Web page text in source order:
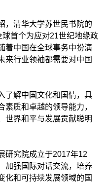
，清华大学苏世民书院的
球首个为应对21世纪地缘政
着中国在全球事务中扮演
来行业领袖都需要对中国
了解中国文化和国情，具
质和卓越的领导能力，
世界和平与发展贡献聪明
研究院成立于2017年12
加强国际对话交流，培养
化和可持续发展领域的国